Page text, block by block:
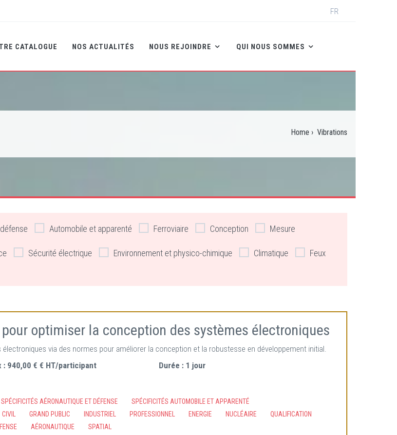
Select
FR
CATALOGUE NOS ACTUALITÉS NOUS REJOINDRE QUI NOUS SOMMES
Home › Vibrations
Automobile et apparenté Ferroviaire Conception Mesure
Sécurité électrique Environnement et physico-chimique Climatique
Feux
optimiser la conception des systèmes électroniques
via des normes pour améliorer la conception et la robustesse en développement initial.
: 940,00 € € HT/participant Durée : 1 jour
SPÉCIFICITÉS AÉRONAUTIQUE ET DÉFENSE
SPÉCIFICITÉS AUTOMOBILE ET APPARENTÉ
CIVIL GRAND PUBLIC INDUSTRIEL PROFESSIONNEL ENERGIE NUCLÉAIRE
QUALIFICATION
AÉRONAUTIQUE SPATIAL